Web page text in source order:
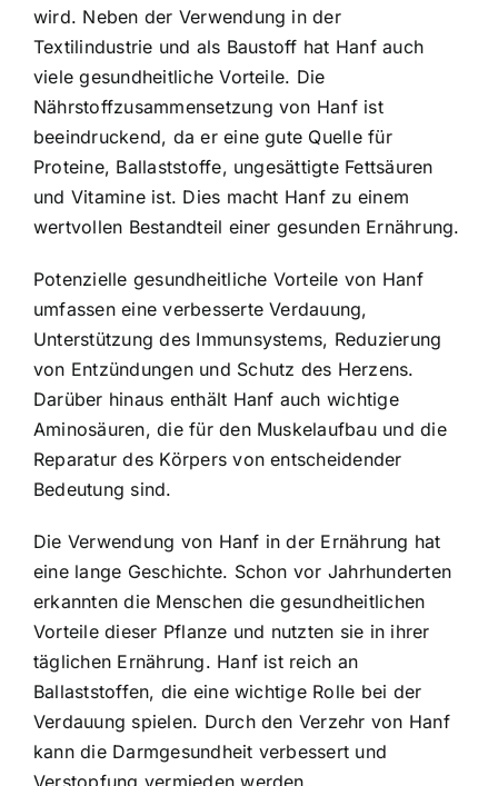
wird. Neben der Verwendung in der
Textilindustrie und als Baustoff hat Hanf auch
viele gesundheitliche Vorteile. Die
Nährstoffzusammensetzung von Hanf ist
beeindruckend, da er eine gute Quelle für
Proteine, Ballaststoffe, ungesättigte Fettsäuren
und Vitamine ist. Dies macht Hanf zu einem
wertvollen Bestandteil einer gesunden Ernährung.
Potenzielle gesundheitliche Vorteile von Hanf
umfassen eine verbesserte Verdauung,
Unterstützung des Immunsystems, Reduzierung
von Entzündungen und Schutz des Herzens.
Darüber hinaus enthält Hanf auch wichtige
Aminosäuren, die für den Muskelaufbau und die
Reparatur des Körpers von entscheidender
Bedeutung sind.
Die Verwendung von Hanf in der Ernährung hat
eine lange Geschichte. Schon vor Jahrhunderten
erkannten die Menschen die gesundheitlichen
Vorteile dieser Pflanze und nutzten sie in ihrer
täglichen Ernährung. Hanf ist reich an
Ballaststoffen, die eine wichtige Rolle bei der
Verdauung spielen. Durch den Verzehr von Hanf
kann die Darmgesundheit verbessert und